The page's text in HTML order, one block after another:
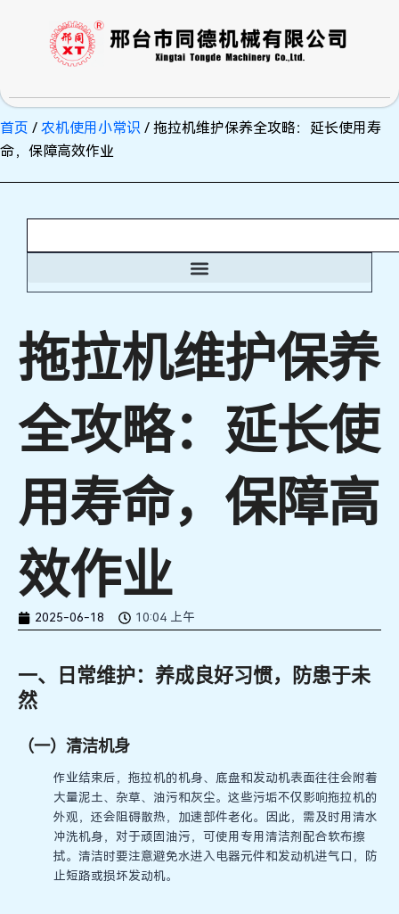
首页 / 农机使用小常识 / 拖拉机维护保养全攻略：延长使用寿
命，保障高效作业
拖拉机维护保养
全攻略：延长使
用寿命，保障高
效作业
2025-06-18 10:04 上午
一、日常维护：养成良好习惯，防患于未
然
（一）清洁机身
作业结束后，拖拉机的机身、底盘和发动机表面往往会附着
大量泥土、杂草、油污和灰尘。这些污垢不仅影响拖拉机的
外观，还会阻碍散热，加速部件老化。因此，需及时用清水
冲洗机身，对于顽固油污，可使用专用清洁剂配合软布擦
拭。清洁时要注意避免水进入电器元件和发动机进气口，防
止短路或损坏发动机。